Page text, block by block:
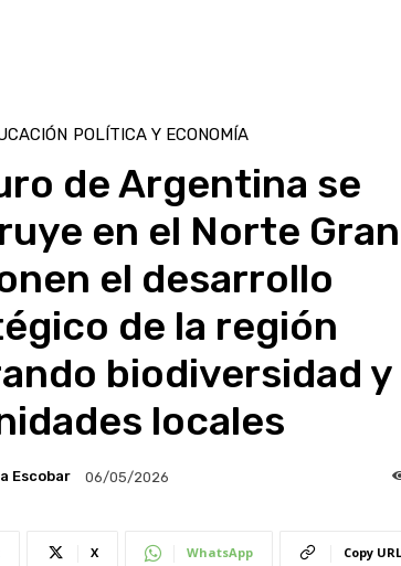
POLÍTICA Y ECONOMÍA
de Argentina se
en el Norte
el desarrollo
de la región
biodiversidad y
locales
Escobar 06/05/2026
X WhatsApp Copy URL